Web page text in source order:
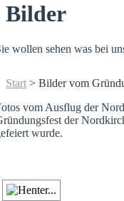
Bilder
wollen sehen was bei
Start > Bilder vom
vom Ausflug der
der
wurde.